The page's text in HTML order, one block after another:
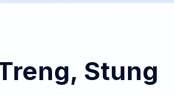
Русский
한국어
Stung